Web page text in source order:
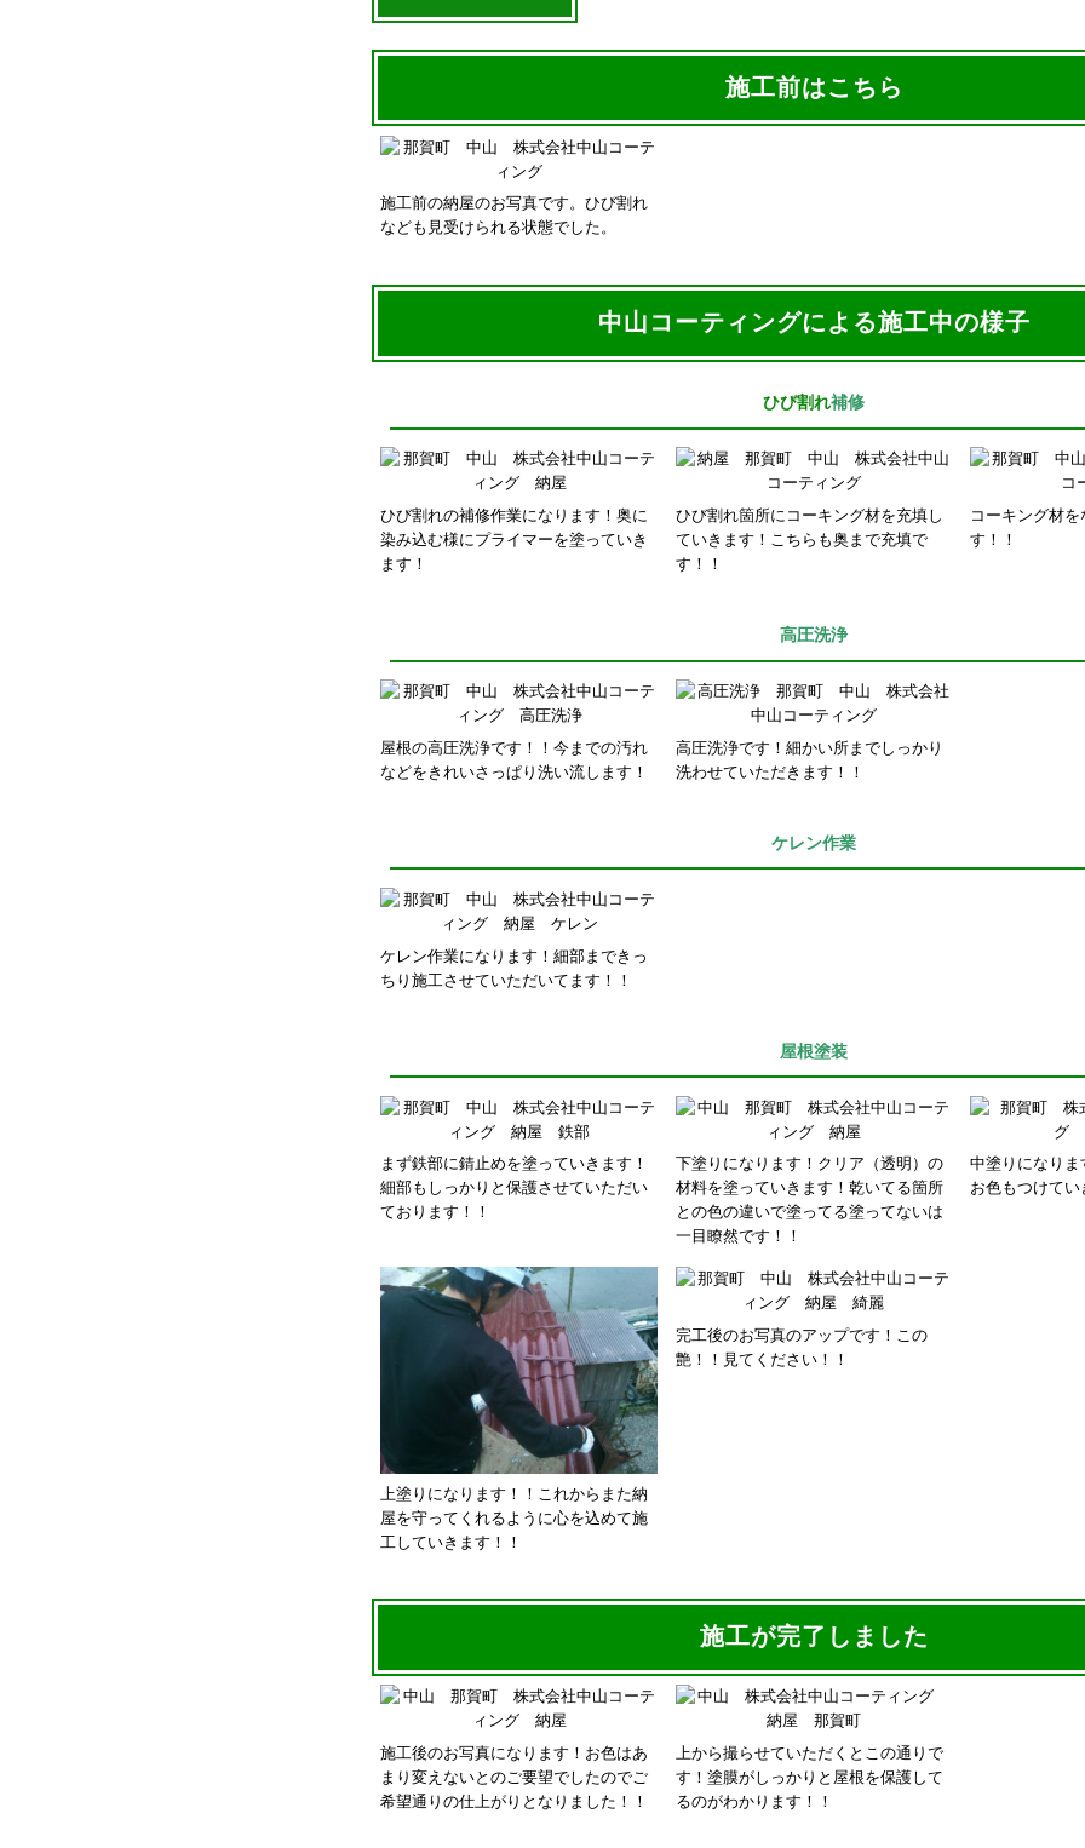
施工前はこちら
施工前の納屋のお写真です。ひび割れ
なども見受けられる状態でした。
中山コーティングによる施工中の様子
ひび割れ補修
ひび割れの補修作業になります！奥に
染み込む様にプライマーを塗っていき
ます！
ひび割れ箇所にコーキング材を充填し
ていきます！こちらも奥まで充填で
す！！
コーキング材
す！！
高圧洗浄
屋根の高圧洗浄です！！今までの汚れ
などをきれいさっぱり洗い流します！
高圧洗浄です！細かい所までしっかり
洗わせていただきます！！
ケレン作業
ケレン作業になります！細部まできっ
ちり施工させていただいてます！！
屋根塗装
まず鉄部に錆止めを塗っていきます！
細部もしっかりと保護させていただい
ております！！
下塗りになります！クリア（透明）の
材料を塗っていきます！乾いてる箇所
との色の違いで塗ってる塗ってないは
一目瞭然です！！
中塗りになりま
お色もつけてい
上塗りになります！！これからまた納
屋を守ってくれるように心を込めて施
工していきます！！
完工後のお写真のアップです！この
艶！！見てください！！
施工が完了しました
施工後のお写真になります！お色はあ
まり変えないとのご要望でしたのでご
希望通りの仕上がりとなりました！！
上から撮らせていただくとこの通りで
す！塗膜がしっかりと屋根を保護して
るのがわかります！！